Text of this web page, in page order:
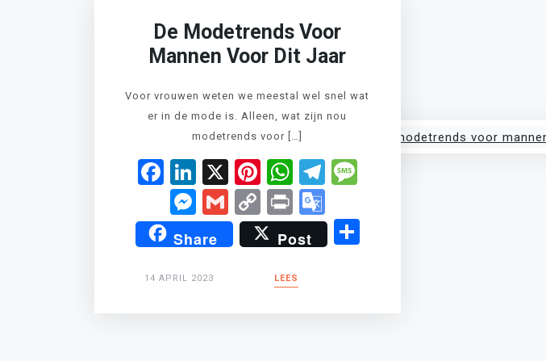
De Modetrends Voor
Mannen Voor Dit Jaar
Voor vrouwen weten we meestal wel snel wat
er in de mode is. Alleen, wat zijn nou
modetrends voor […]
Facebook
LinkedIn
X Pinterest
WhatsApp
Telegram
Message
Messenger
Gmail
Copy
Link
PrintGoogle
Translate
Share Post Delen
14 APRIL 2023 LEES